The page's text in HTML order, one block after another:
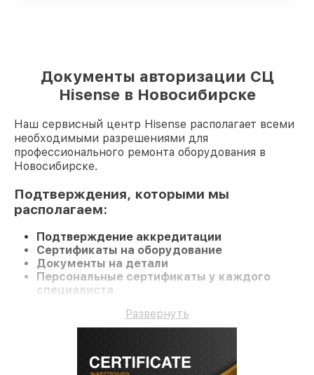
Документы авторизации СЦ
Hisense в Новосибирске
Наш сервисный центр Hisense располагает всеми
необходимыми разрешениями для
профессионального ремонта оборудования в
Новосибирске.
Подтверждения, которыми мы
располагаем:
Подтверждение аккредитации
Сертификаты на оборудование
Документы на детали
Персональные сертификаты у каждого
специалиста
компетентный сервис, а также гарантию до 3 лет
на услуги и запчасти.
Развернуть